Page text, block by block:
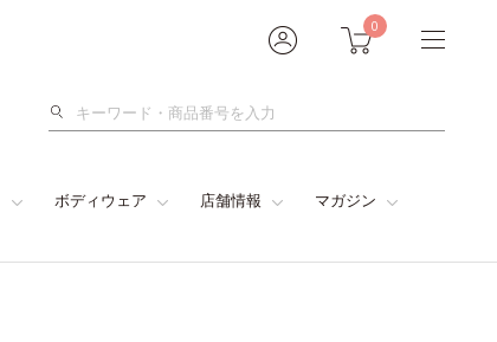
0
検
ボディウェア 店舗情報 マガジン